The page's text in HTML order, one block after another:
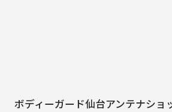
ボディーガード仙台アンテナショ